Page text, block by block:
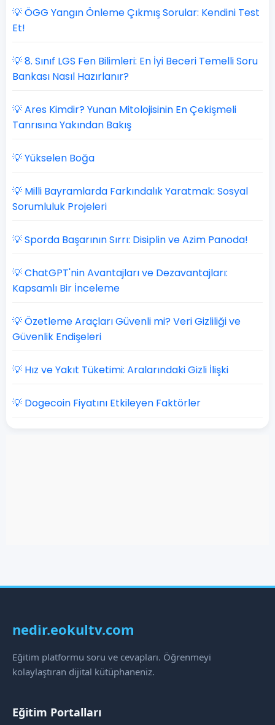
💡 ÖGG Yangın Önleme Çıkmış Sorular: Kendini Test
Et!
💡 8. Sınıf LGS Fen Bilimleri: En İyi Beceri Temelli Soru
Bankası Nasıl Hazırlanır?
💡 Ares Kimdir? Yunan Mitolojisinin En Çekişmeli
Tanrısına Yakından Bakış
💡 Yükselen Boğa
💡 Milli Bayramlarda Farkındalık Yaratmak: Sosyal
Sorumluluk Projeleri
💡 Sporda Başarının Sırrı: Disiplin ve Azim Panoda!
💡 ChatGPT'nin Avantajları ve Dezavantajları:
Kapsamlı Bir İnceleme
💡 Özetleme Araçları Güvenli mi? Veri Gizliliği ve
Güvenlik Endişeleri
💡 Hız ve Yakıt Tüketimi: Aralarındaki Gizli İlişki
💡 Dogecoin Fiyatını Etkileyen Faktörler
nedir.eokultv.com
Eğitim platformu soru ve cevapları. Öğrenmeyi
kolaylaştıran dijital kütüphaneniz.
Eğitim Portalları